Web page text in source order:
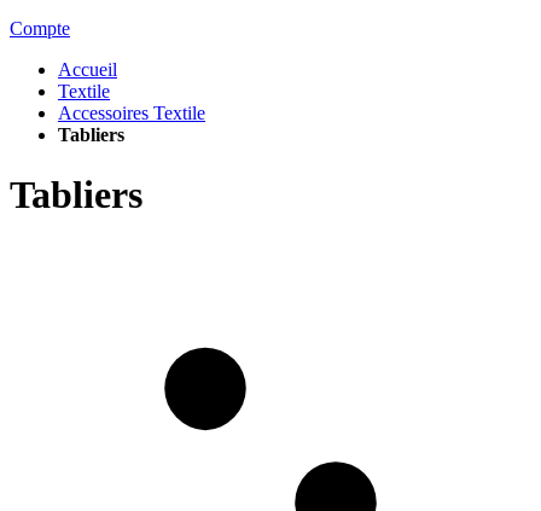
Compte
Accueil
Textile
Accessoires Textile
Tabliers
Tabliers